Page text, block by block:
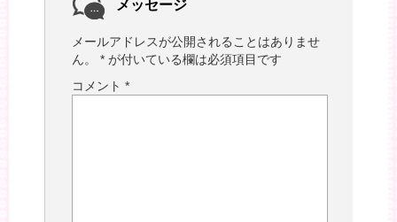
メッセージ
メールアドレスが公開されることはありませ
ん。
* が付いている欄は必須項目です
コメント *